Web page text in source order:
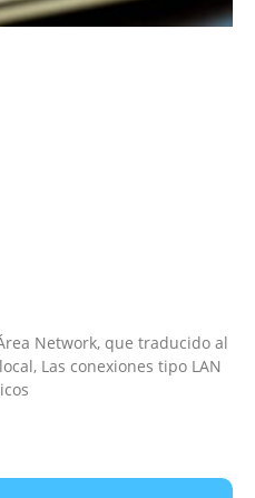
Network, que traducido al
Las conexiones tipo LAN